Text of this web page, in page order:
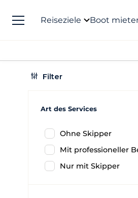
Reiseziele Boot
Filter
Art des Services
Ohne Skipper
Mit professioneller
Nur mit Skipper